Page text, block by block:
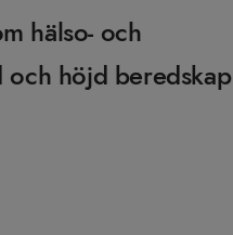
hälso- och
höjd beredskap